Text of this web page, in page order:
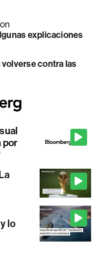
explicaciones
contra las
por
lo